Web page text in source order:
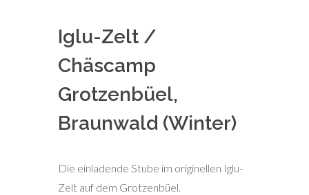
Iglu-Zelt /
Chäscamp
Grotzenbüel,
Braunwald (Winter)
Die einladende Stube im originellen Iglu-
Zelt auf dem Grotzenbüel.